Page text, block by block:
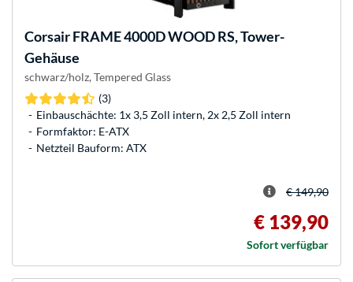
CorsairFRAME 4000D WOOD RS, Tower-
Gehäuse
schwarz/holz, Tempered Glass
(3)
Einbauschächte: 1x 3,5 Zoll intern, 2x 2,5 Zoll intern
Formfaktor: E-ATX
Netzteil Bauform: ATX
€ 149,90
€ 139,90
Sofort verfügbar